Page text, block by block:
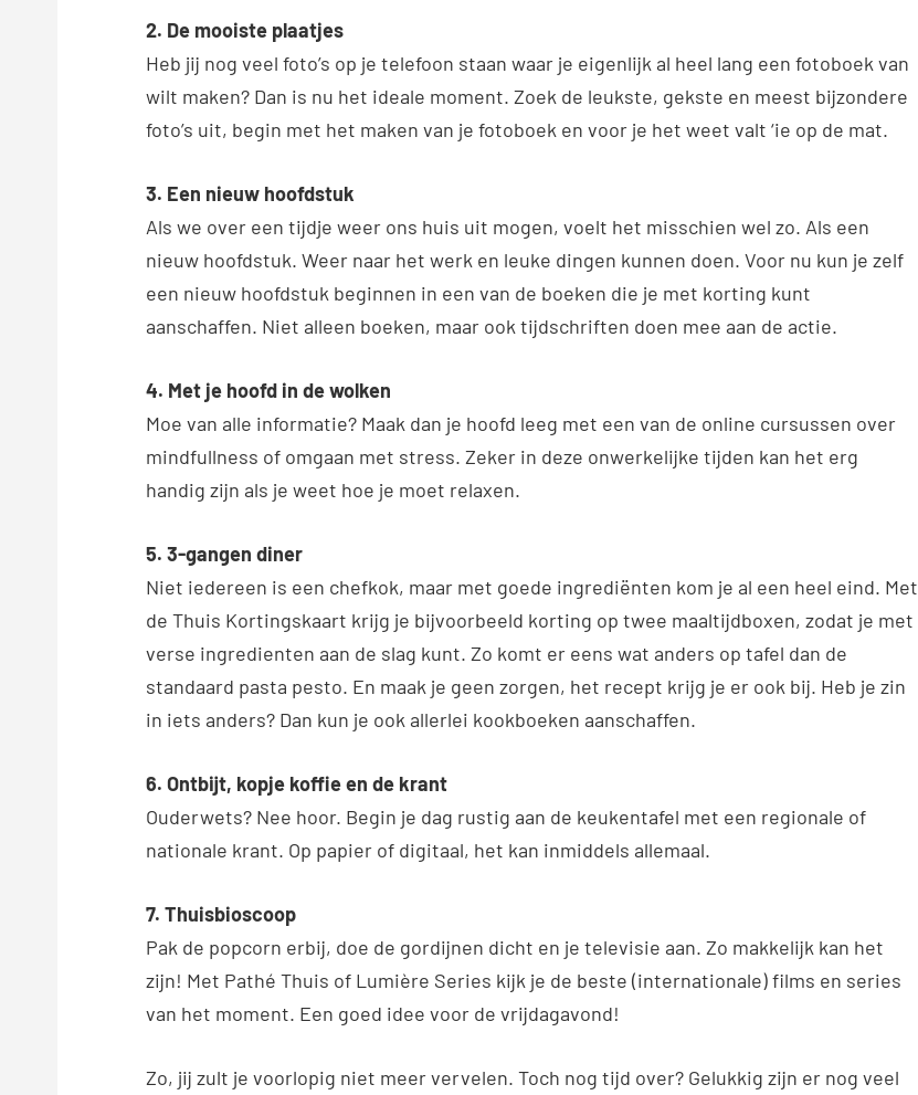
2. De mooiste plaatjes
Heb jij nog veel foto’s op je telefoon staan waar je eigenlijk al heel lang een fotoboek van
wilt maken? Dan is nu het ideale moment. Zoek de leukste, gekste en meest bijzondere
foto’s uit, begin met het maken van je fotoboek en voor je het weet valt ‘ie op de mat.
3. Een nieuw hoofdstuk
Als we over een tijdje weer ons huis uit mogen, voelt het misschien wel zo. Als een
nieuw hoofdstuk. Weer naar het werk en leuke dingen kunnen doen. Voor nu kun je zelf
een nieuw hoofdstuk beginnen in een van de boeken die je met korting kunt
aanschaffen. Niet alleen boeken, maar ook tijdschriften doen mee aan de actie.
4. Met je hoofd in de wolken
Moe van alle informatie? Maak dan je hoofd leeg met een van de online cursussen over
mindfullness of omgaan met stress. Zeker in deze onwerkelijke tijden kan het erg
handig zijn als je weet hoe je moet relaxen.
5. 3-gangen diner
Niet iedereen is een chefkok, maar met goede ingrediënten kom je al een heel eind. Met
de Thuis Kortingskaart krijg je bijvoorbeeld korting op twee maaltijdboxen, zodat je met
verse ingredienten aan de slag kunt. Zo komt er eens wat anders op tafel dan de
standaard pasta pesto. En maak je geen zorgen, het recept krijg je er ook bij. Heb je zin
in iets anders? Dan kun je ook allerlei kookboeken aanschaffen.
6. Ontbijt, kopje koffie en de krant
Ouderwets? Nee hoor. Begin je dag rustig aan de keukentafel met een regionale of
nationale krant. Op papier of digitaal, het kan inmiddels allemaal.
7. Thuisbioscoop
Pak de popcorn erbij, doe de gordijnen dicht en je televisie aan. Zo makkelijk kan het
zijn! Met Pathé Thuis of Lumière Series kijk je de beste (internationale) films en series
van het moment. Een goed idee voor de vrijdagavond!
Zo, jij zult je voorlopig niet meer vervelen. Toch nog tijd over? Gelukkig zijn er nog veel